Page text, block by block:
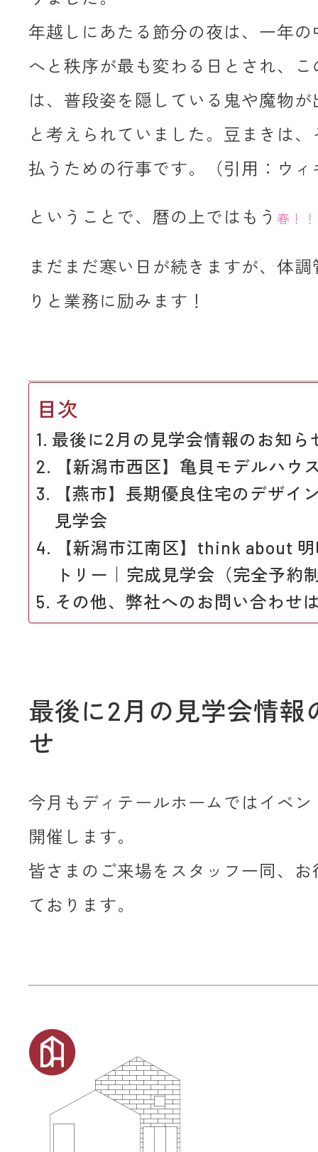
年越しにあたる節分の夜は、一年
へと秩序が最も変わる日とされ、
は、普段姿を隠している鬼や魔物
と考えられていました。豆まきは
払うための行事です。（引用：ウ
ということで、暦の上ではもう 春！！
まだまだ寒い日が続きますが、体
りと業務に励みます！
目次
最後に2月の見学会情報のお知ら
【新潟市西区】亀貝モデルハウ
【燕市】長期優良住宅のデザイ
見学会
【新潟市江南区】think about
トリー｜完成見学会（完全予約
その他、弊社へのお問い合わせ
最後に2月の見学会情報
せ
今月もディテールホームではイベ
開催します。
皆さまのご来場をスタッフ一同、
ております。